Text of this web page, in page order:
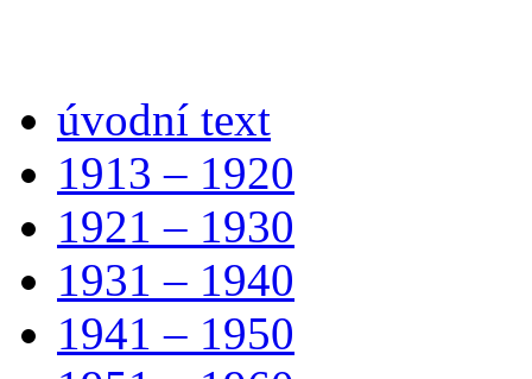
úvodní text
1913 – 1920
1921 – 1930
1931 – 1940
1941 – 1950